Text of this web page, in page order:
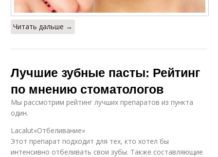
Читать дальше →
Лучшие зубные пасты: Рейтинг
по мнению стоматологов
Мы рассмотрим рейтинг лучших препаратов из пункта
один.
Lacalut«Отбеливание»
Этот препарат подходит для тех, кто хотел бы
интенсивно отбеливать свои зубы. Также составляющие